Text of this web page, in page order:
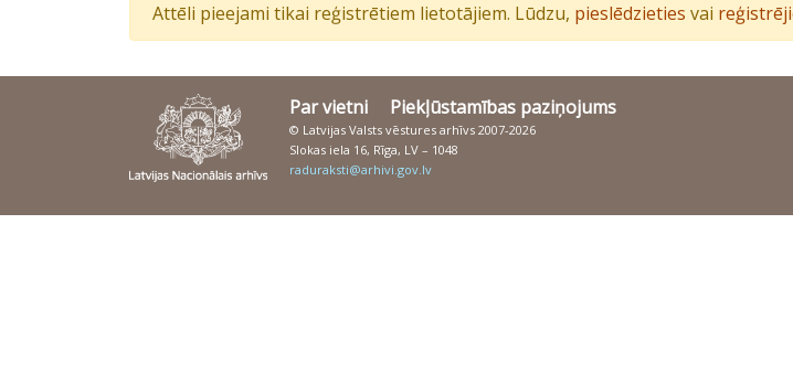
Attēli pieejami tikai reģistrētiem lietotājiem. Lūdzu, pieslēdzieties vai
Par vietni Piekļūstamības paziņojums
© Latvijas Valsts vēstures arhīvs 2007-2026
Slokas iela 16, Rīga, LV – 1048
raduraksti@arhivi.gov.lv